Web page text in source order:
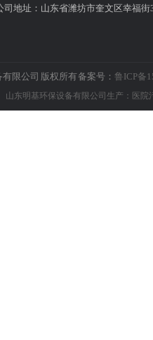
司地址：山东省潍坊市奎文区幸福街
限公司 版权所有 备案号：鲁ICP备
山东明基环保设备有限公司生产：医